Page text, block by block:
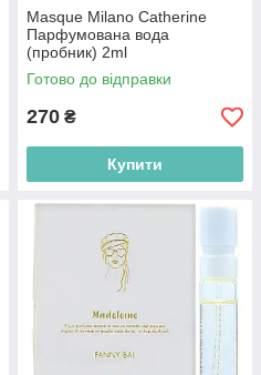
Masque Milano Catherine
Парфумована вода
(пробник) 2ml
(8055118034258)
Готово до відправки
270 ₴
Купити